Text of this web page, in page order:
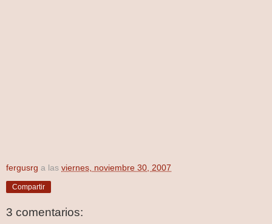
fergusrg a las viernes, noviembre 30, 2007
Compartir
3 comentarios: